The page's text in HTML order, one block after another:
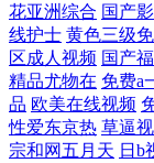
韩 亚洲天堂2025 国
久合 亚洲中文别类
码人妻 天天影院日
花亚洲综合 国产
线护士 黄色三级
区成人视频 国产
精品尤物在 免费a
品 欧美在线视频
性爱东京热 草逼
宗和网五月天 日b